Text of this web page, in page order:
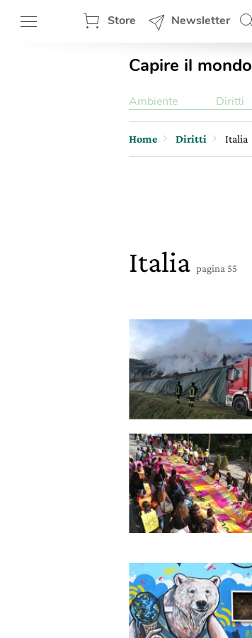
Store Newsletter
Capire il mondo
Ambiente Diritti
Home Diritti Italia
Italia pagina 55